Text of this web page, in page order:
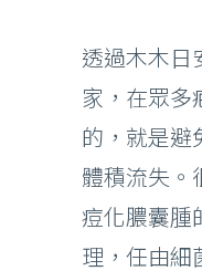
透過木木日
家，在眾多
的，就是避
體積流失。
痘化膿囊腫
理，任由細